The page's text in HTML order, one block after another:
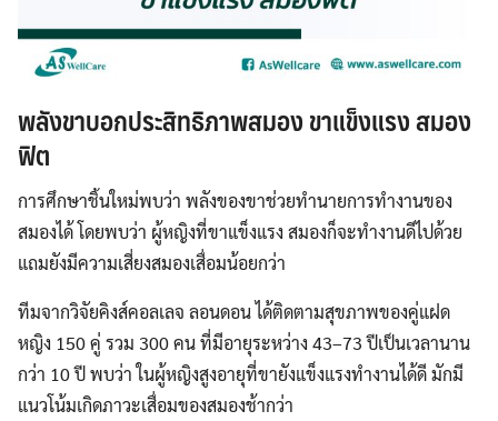
พลังขาบอกประสิทธิภาพสมอง ขาแข็งแรง สมอง
ฟิต
การศึกษาชิ้นใหม่พบว่า พลังของขาช่วยทำนายการทำงานของ
สมองได้ โดยพบว่า ผู้หญิงที่ขาแข็งแรง สมองก็จะทำงานดีไปด้วย
แถมยังมีความเสี่ยงสมองเสื่อมน้อยกว่า
ทีมจากวิจัยคิงส์คอลเลจ ลอนดอน ได้ติดตามสุขภาพของคู่แฝด
หญิง 150 คู่ รวม 300 คน ที่มีอายุระหว่าง 43–73 ปีเป็นเวลานาน
กว่า 10 ปี พบว่า ในผู้หญิงสูงอายุที่ขายังแข็งแรงทำงานได้ดี มักมี
แนวโน้มเกิดภาวะเสื่อมของสมองช้ากว่า